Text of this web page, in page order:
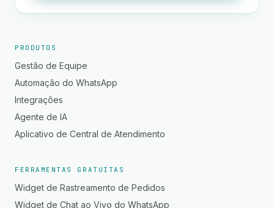
PRODUTOS
Gestão de Equipe
Automação do WhatsApp
Integrações
Agente de IA
Aplicativo de Central de Atendimento
FERRAMENTAS GRATUITAS
Widget de Rastreamento de Pedidos
Widget de Chat ao Vivo do WhatsApp